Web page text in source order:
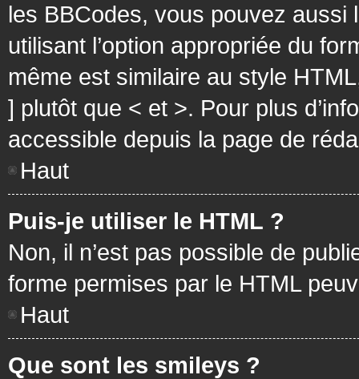
les BBCodes, vous pouvez
utilisant l’option appropriée du
même est similaire au style
] plutôt que < et >. Pour plus
accessible depuis la page de
Haut
Puis-je utiliser le HTML ?
Non, il n’est pas possible de
forme permises par le HTML
Haut
Que sont les smileys ?